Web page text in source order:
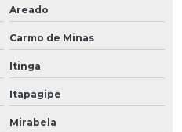
Areado
Carmo de Minas
Itinga
Itapagipe
Mirabela